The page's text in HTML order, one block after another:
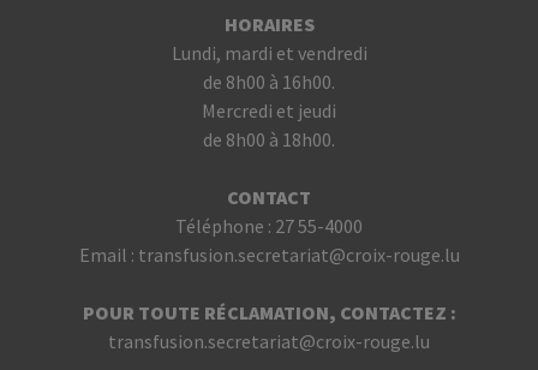
HORAIRES
Lundi, mardi et vendredi
de 8h00 à 16h00.
Mercredi et jeudi
de 8h00 à 18h00.
CONTACT
Téléphone : 27 55-4000
Email : transfusion.secretariat@croix-rouge.lu
POUR TOUTE RÉCLAMATION, CONTACTEZ :
transfusion.secretariat@croix-rouge.lu